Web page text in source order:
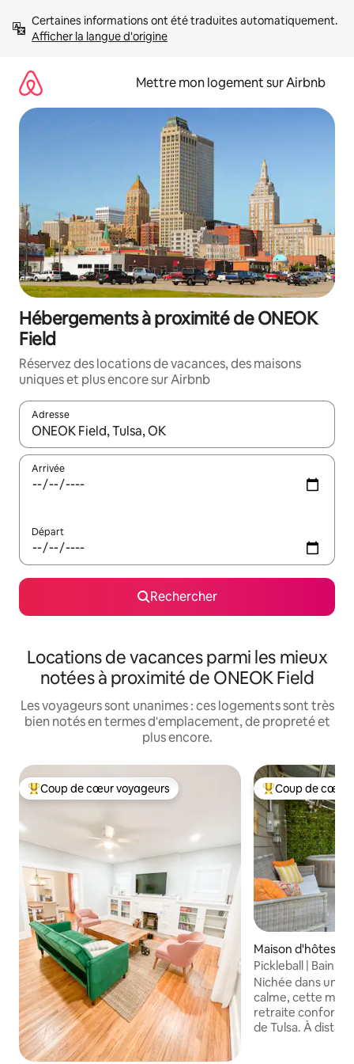
directement
Afficher la langue d'origine
Mettre mon logement sur Airbnb
Hébergements à proximité de ONEOK
Field
Réservez des locations de vacances, des maisons
uniques et plus encore sur Airbnb
Adresse
Lorsque les résultats s'affichent, utilisez les flèches vers le
Arrivée
Départ
Rechercher
Locations de vacances parmi les mieux
notées à proximité de ONEOK Field
Les voyageurs sont unanimes : ces logements sont très
bien notés en termes d'emplacement, de propreté et
plus encore.
Coups de cœur voyageurs les plus appréciés
Coup de cœur voyageurs Coups de cœur
Coup de cœur
Maison d'hôtes ⋅
Pickleball | Bain à
Centre-ville
Nichée dans un
calme, cette
retraite
de Tulsa. À